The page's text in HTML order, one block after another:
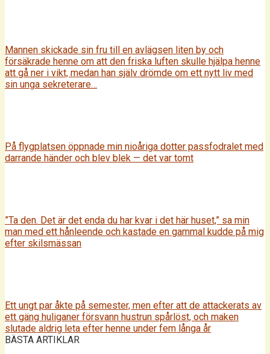
Mannen skickade sin fru till en avlägsen liten by och
försäkrade henne om att den friska luften skulle hjälpa henne
att gå ner i vikt, medan han själv drömde om ett nytt liv med
sin unga sekreterare…
På flygplatsen öppnade min nioåriga dotter passfodralet med
darrande händer och blev blek — det var tomt
”Ta den. Det är det enda du har kvar i det här huset,” sa min
man med ett hånleende och kastade en gammal kudde på mig
efter skilsmässan
Ett ungt par åkte på semester, men efter att de attackerats av
ett gäng huliganer försvann hustrun spårlöst, och maken
slutade aldrig leta efter henne under fem långa år
BÄSTA ARTIKLAR